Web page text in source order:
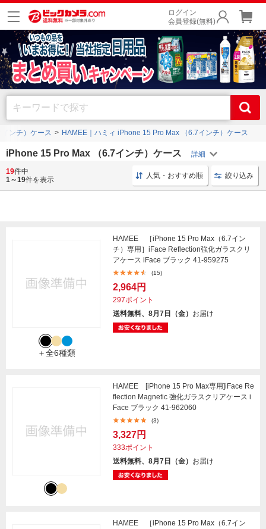
ログイン
会員登録(無料)
ンチ）ケース HAMEE｜ハミィ iPhone 15 Pro Max （6.7インチ）ケース
iPhone 15 Pro Max （6.7インチ）ケース
iPhoneケース iPhone 15 Pro Max iPhoneケース 6.7インチ
19件中
1～19件を表示 人気・おすすめ順 絞り込み
＋全6種類
HAMEE ［iPhone 15 Pro Max（6.7イン
チ）専用］iFace Reflection強化ガラスクリ
アケース iFace ブラック 41-959275
(15)
2,964円
297ポイント
送料無料、8月7日（金） お届け
HAMEE [iPhone 15 Pro Max専用]iFace Re
flection Magnetic 強化ガラスクリアケース i
Face ブラック 41-962060
(3)
3,327円
333ポイント
送料無料、8月7日（金） お届け
HAMEE ［iPhone 15 Pro Max（6.7イン